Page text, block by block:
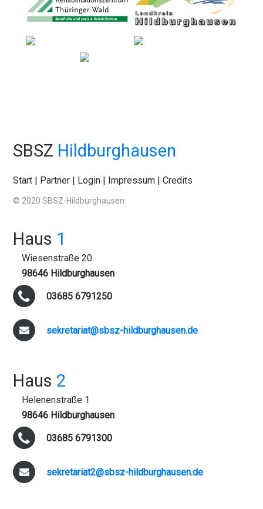
SBSZ Hildburghausen
Start | Partner | Login | Impressum |Credits
© 2020 SBSZ-Hildburghausen
Haus 1
Wiesenstraße 20
98646 Hildburghausen
03685 6791250
sekretariat@sbsz-hildburghausen.de
Haus 2
Helenenstraße 1
98646 Hildburghausen
03685 6791300
sekretariat2@sbsz-hildburghausen.de